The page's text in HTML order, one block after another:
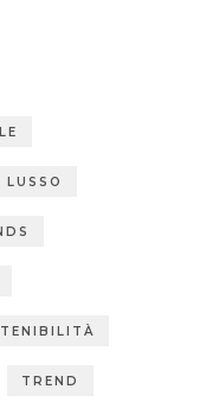
LUSSO
TREND